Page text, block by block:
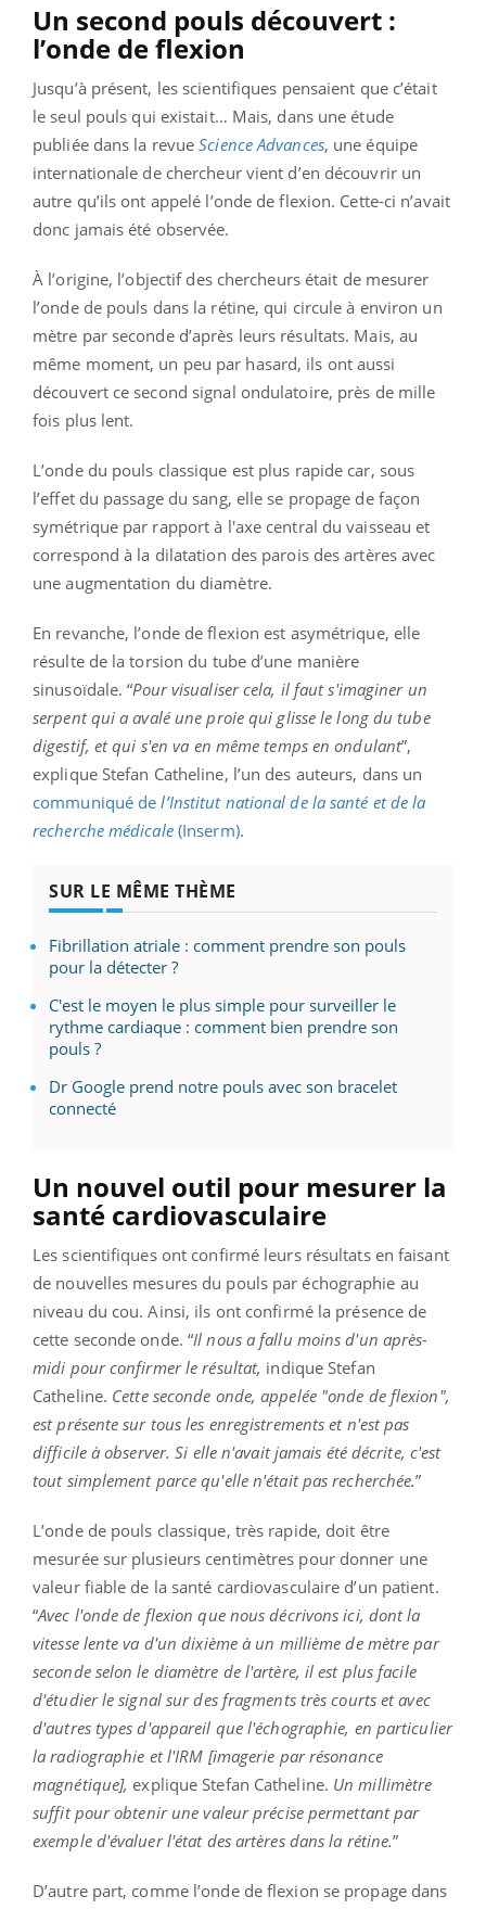
Un second pouls découvert :
l’onde de flexion
Jusqu’à présent, les scientifiques pensaient que c’était
le seul pouls qui existait… Mais, dans une étude
publiée dans la revueScience Advances, une équipe
internationale de chercheur vient d’en découvrir un
autre qu’ils ont appelé l’onde de flexion. Cette-ci n’avait
donc jamais été observée.
À l’origine, l’objectif des chercheurs était de mesurer
l’onde de pouls dans la rétine, qui circule à environ un
mètre par seconde d’après leurs résultats. Mais, au
même moment, un peu par hasard, ils ont aussi
découvert ce second signal ondulatoire, près de mille
fois plus lent.
L’onde du pouls classique est plus rapide car, sous
l’effet du passage du sang, elle se propage de façon
symétrique par rapport à l'axe central du vaisseau et
correspond à la dilatation des parois des artères avec
une augmentation du diamètre.
En revanche, l’onde de flexion est asymétrique, elle
résulte de la torsion du tube d’une manière
sinusoïdale. “Pour visualiser cela, il faut s'imaginer un
serpent qui a avalé une proie qui glisse le long du tube
digestif, et qui s'en va en même temps en ondulant”,
explique Stefan Catheline, l’un des auteurs, dans un
communiqué del’Institut national de la santé et de la
recherche médicale(Inserm).
SUR LE MÊME THÈME
Fibrillation atriale : comment prendre son pouls
pour la détecter ?
C'est le moyen le plus simple pour surveiller le
rythme cardiaque : comment bien prendre son
pouls ?
Dr Google prend notre pouls avec son bracelet
connecté
Un nouvel outil pour mesurer la
santé cardiovasculaire
Les scientifiques ont confirmé leurs résultats en faisant
de nouvelles mesures du pouls par échographie au
niveau du cou. Ainsi, ils ont confirmé la présence de
cette seconde onde. “Il nous a fallu moins d'un après-
midi pour confirmer le résultat, indique Stefan
Catheline. Cette seconde onde, appelée "onde de flexion",
est présente sur tous les enregistrements et n'est pas
difficile à observer. Si elle n'avait jamais été décrite, c'est
tout simplement parce qu'elle n'était pas recherchée.”
L’onde de pouls classique, très rapide, doit être
mesurée sur plusieurs centimètres pour donner une
valeur fiable de la santé cardiovasculaire d’un patient.
“Avec l'onde de flexion que nous décrivons ici, dont la
vitesse lente va d'un dixième à un millième de mètre par
seconde selon le diamètre de l'artère, il est plus facile
d'étudier le signal sur des fragments très courts et avec
d'autres types d'appareil que l'échographie, en particulier
la radiographie et l'IRM [imagerie par résonance
magnétique], explique Stefan Catheline. Un millimètre
suffit pour obtenir une valeur précise permettant par
exemple d'évaluer l'état des artères dans la rétine.”
D’autre part, comme l’onde de flexion se propage dans